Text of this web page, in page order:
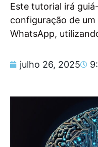
Este tutorial irá
configuração de
WhatsApp,
julho 26, 2025